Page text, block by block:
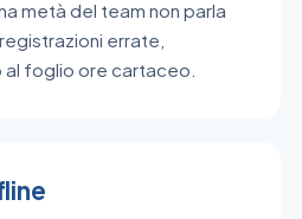
metà del team non parla
errate,
foglio ore cartaceo.